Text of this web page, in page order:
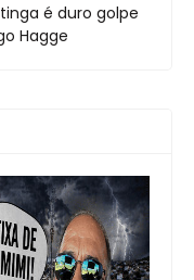
é duro golpe
Hagge